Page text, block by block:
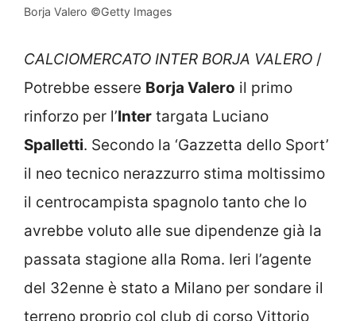
Borja Valero ©Getty Images
CALCIOMERCATO INTER BORJA VALERO /
Potrebbe essere Borja Valero il primo
rinforzo per l’Inter targata Luciano
Spalletti. Secondo la ‘Gazzetta dello Sport’
il neo tecnico nerazzurro stima moltissimo
il centrocampista spagnolo tanto che lo
avrebbe voluto alle sue dipendenze già la
passata stagione alla Roma. Ieri l’agente
del 32enne è stato a Milano per sondare il
terreno proprio col club di corso Vittorio